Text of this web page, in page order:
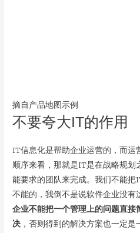
摘自产品地图示例
不要夸大IT的作用
IT信息化是帮助企业运营的，而运
顺序来看，那就是IT是在战略规划
能要求的团队来完成。我们不能
不能的，我倒不是说软件企业没有
企业不能把一个管理上的问题直
决 ，否则得到的解决方案也一定